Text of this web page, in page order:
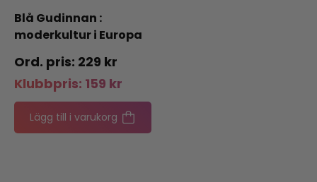
Blå Gudinnan :
moderkultur i Europa
229 kr
Klubbpris: 159 kr
Lägg till i varukorg